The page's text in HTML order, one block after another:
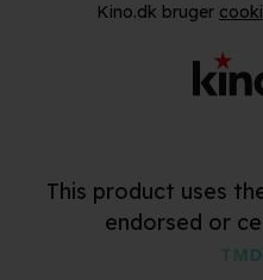
Kino.dk bruger
This product uses
endorsed or